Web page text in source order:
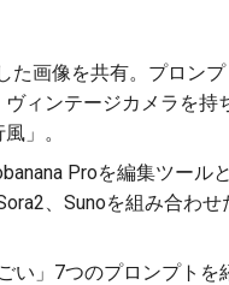
た画像を共有。プロン
ィンテージカメラを持
」。
Proを編集ツー
、Sunoを組み合わ
い」7つのプロンプト